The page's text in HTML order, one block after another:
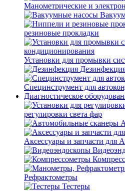
Манометрические и
резиновые прокладки
Установки для промывки
Специнструмент для
Диагностическое
регулировки света фар
Аксессуары и запчасти для
Рефрактометры
Тестеры